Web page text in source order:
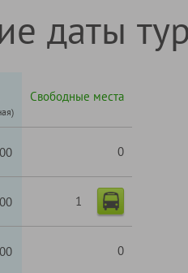
даты
Свободные места
0
1
0